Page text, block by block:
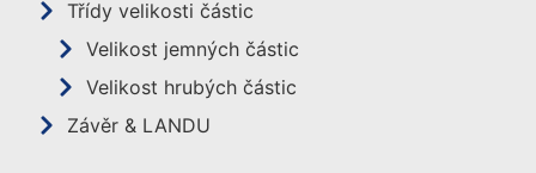
Třídy velikosti částic
Velikost jemných částic
Velikost hrubých částic
Závěr & LANDU